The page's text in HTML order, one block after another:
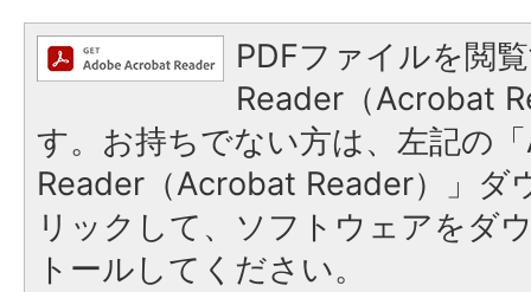
PDFファイルを閲
Reader（Acrobat
す。お持ちでない方は、左記の
Reader（Acrobat Reader）」ダ
リックして、ソフトウェアをダ
トールしてください。